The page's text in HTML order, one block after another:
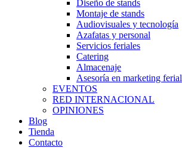
Diseño de stands
Montaje de stands
Audiovisuales y tecnología
Azafatas y personal
Servicios feriales
Catering
Almacenaje
Asesoría en marketing ferial
EVENTOS
RED INTERNACIONAL
OPINIONES
Blog
Tienda
Contacto